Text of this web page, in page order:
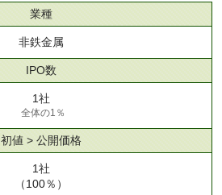
業種
非鉄金属
IPO数
1社
全体の1％
初値 > 公開価格
1社
（100％）